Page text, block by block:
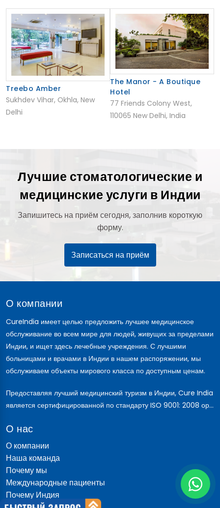
Treebo Amber
Sukhdev Vihar, Okhla, New
Delhi
The Manor - A Boutique
Hotel
77 Friends Colony West,
110065 New Delhi, India
Лучшие стоматологические и
медицинские услуги в Индии
Запишитесь на приём сегодня, заполнив короткую
форму.
Записаться на приём
О компании
CureIndia имеет целью предложить лучшее медицинское
обслуживание во всем мире для людей, живущих за пределами
Индии, и ищет здесь лечебные учреждения. С лучшими
больницами и врачами в Индии в нашем распоряжении, мы
обслуживаем объекты мирового класса по доступным ценам.
Предоставляя лучший медицинский туризм в Индии, Cure India
является сертифицированной по стандарту ISO 9001: 2008 ор...
О нас
О компании
Наша команда
Почему мы
Международные пациенты
Почему Индия